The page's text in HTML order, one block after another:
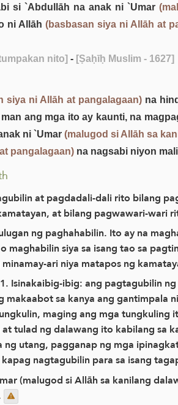
si `Abdullāh na anak ni `Umar
ni Allāh (basbasan siya ni Allāh at
nito] - [Ṣaḥīḥ Muslim - 1627]
siya ni Allāh at pangalagaan)na
ang mga ito ay kaunti, na
ni `Umar (malugod si Allāh sa
pangalagaan) na nagsabi niyon
at pagdadali-dali rito bilang
at bilang pagwawari-wari
ng paghahabilin. Ito ay na
maghabilin siya sa isang tao sa
ari niya matapos ng
Isinakaibig-ibig: ang pagtagubilin
makaabot sa kanya ang
maging ang mga tungkuling
tulad ng dalawang ito kabilang sa
ng utang, pagganap ng mga
nagtagubilin para sa isang
(malugod si Allāh sa kanilang